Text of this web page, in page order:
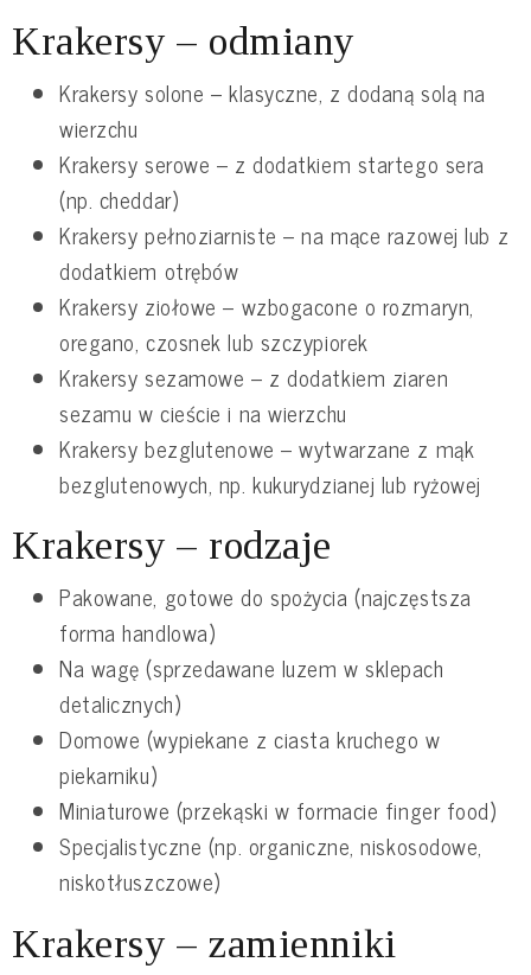
Krakersy – odmiany
Krakersy solone – klasyczne, z dodaną solą na
wierzchu
Krakersy serowe – z dodatkiem startego sera
(np. cheddar)
Krakersy pełnoziarniste – na mące razowej lub z
dodatkiem otrębów
Krakersy ziołowe – wzbogacone o rozmaryn,
oregano, czosnek lub szczypiorek
Krakersy sezamowe – z dodatkiem ziaren
sezamu w cieście i na wierzchu
Krakersy bezglutenowe – wytwarzane z mąk
bezglutenowych, np. kukurydzianej lub ryżowej
Krakersy – rodzaje
Pakowane, gotowe do spożycia (najczęstsza
forma handlowa)
Na wagę (sprzedawane luzem w sklepach
detalicznych)
Domowe (wypiekane z ciasta kruchego w
piekarniku)
Miniaturowe (przekąski w formacie finger food)
Specjalistyczne (np. organiczne, niskosodowe,
niskotłuszczowe)
Krakersy – zamienniki